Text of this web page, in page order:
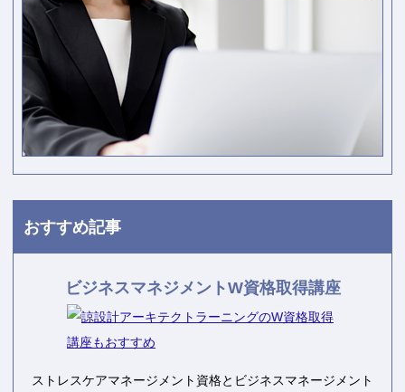
おすすめ記事
ビジネスマネジメントW資格取得講座
ストレスケアマネージメント資格とビジネスマネージメント